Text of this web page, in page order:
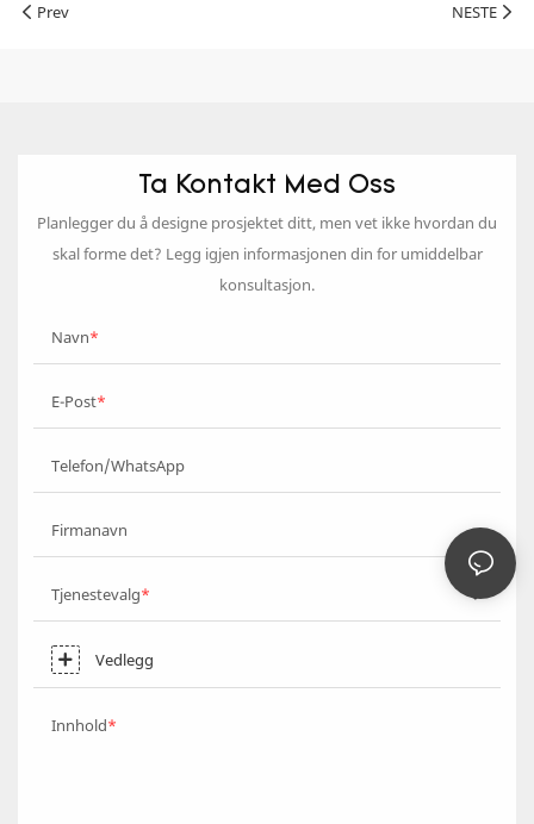
Prev NESTE
Ta Kontakt Med Oss
Planlegger du å designe prosjektet ditt, men vet ikke hvordan du
skal forme det? Legg igjen informasjonen din for umiddelbar
konsultasjon.
Navn
E-Post
Telefon/WhatsApp
Firmanavn
Tjenestevalg
Vedlegg
Innhold